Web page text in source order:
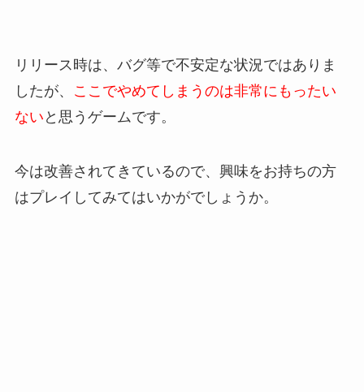
リリース時は、バグ等で不安定な状況ではありま
したが、
ここでやめてしまうのは非常にもったい
ない と思うゲームです。
今は改善されてきているので、興味をお持ちの方
はプレイしてみてはいかがでしょうか。